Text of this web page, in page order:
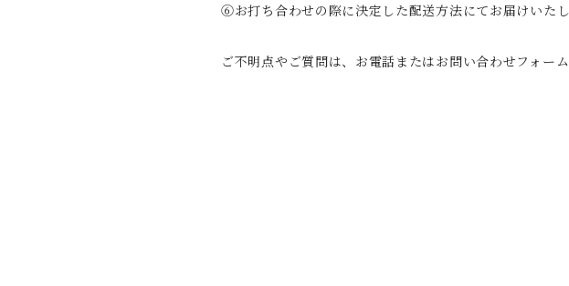
⑥お打ち合わせの際に決定した配送方法にてお届けいたし
ご不明点やご質問は、お電話またはお問い合わせフォー